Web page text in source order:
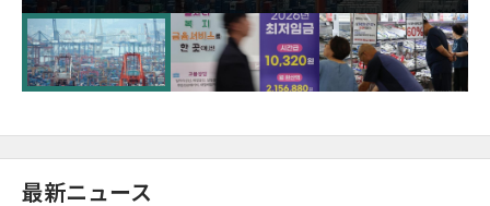
が初の1000億ドル突破
最新ニュース